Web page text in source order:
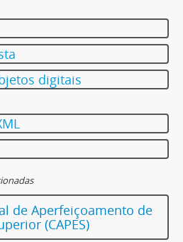
digitais
de Aperfeiçoamento de
(CAPES)